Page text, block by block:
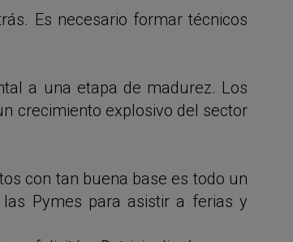
Es necesario formar técnicos
a una etapa de madurez. Los
crecimiento explosivo del sector
con tan buena base es todo un
Pymes para asistir a ferias y